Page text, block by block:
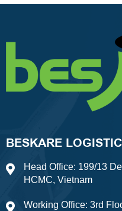
BESKARE
Head Office: 199/13
HCMC, Vietnam
Working Office: 3rd